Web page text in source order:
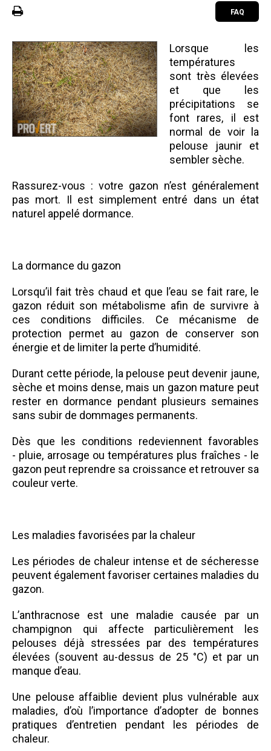
FAQ
Lorsque les
températures
sont très élevées
et que les
précipitations se
font rares, il est
normal de voir la
pelouse jaunir et
sembler sèche.
Rassurez-vous : votre gazon n’est généralement
pas mort. Il est simplement entré dans un état
naturel appelé dormance.
La dormance du gazon
Lorsqu’il fait très chaud et que l’eau se fait rare, le
gazon réduit son métabolisme afin de survivre à
ces conditions difficiles. Ce mécanisme de
protection permet au gazon de conserver son
énergie et de limiter la perte d’humidité.
Durant cette période, la pelouse peut devenir jaune,
sèche et moins dense, mais un gazon mature peut
rester en dormance pendant plusieurs semaines
sans subir de dommages permanents.
Dès que les conditions redeviennent favorables
- pluie, arrosage ou températures plus fraîches - le
gazon peut reprendre sa croissance et retrouver sa
couleur verte.
Les maladies favorisées par la chaleur
Les périodes de chaleur intense et de sécheresse
peuvent également favoriser certaines maladies du
gazon.
L’anthracnose est une maladie causée par un
champignon qui affecte particulièrement les
pelouses déjà stressées par des températures
élevées (souvent au-dessus de 25 °C) et par un
manque d’eau.
Une pelouse affaiblie devient plus vulnérable aux
maladies, d’où l’importance d’adopter de bonnes
pratiques d’entretien pendant les périodes de
chaleur.